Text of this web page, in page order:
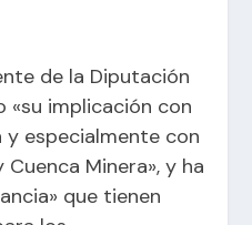
de la Diputación
«su implicación con
y especialmente con
Minera», y ha
que tienen